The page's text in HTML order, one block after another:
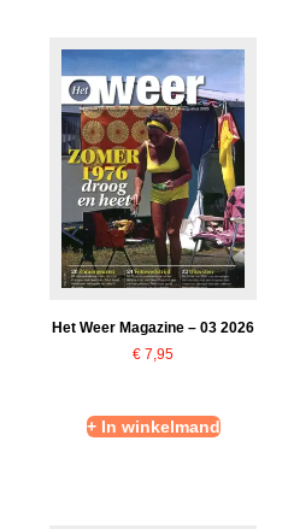
Het Weer Magazine – 03 2026
€ 7,95
+ In winkelmand